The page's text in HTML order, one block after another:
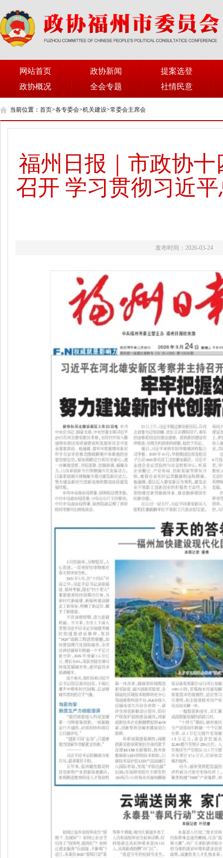
网站首页 政协新闻
提案选登
政协概况
全会专题 社情民意
当前位置： 首页>各专委会>机关建设>常委会主席会
福州日报｜市政协
召开 学习贯彻习近
发布时间：2026-03-24